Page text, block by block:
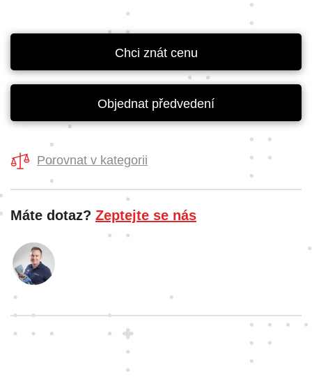
Chci znát cenu
Objednat předvedení
Porovnat v kategorii
Máte dotaz? Zeptejte se nás